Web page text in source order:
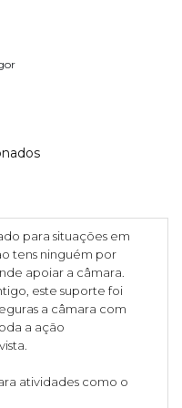
para situações em
tens ninguém por
apoiar a câmara.
este suporte foi
a câmara com
a ação
atividades como o